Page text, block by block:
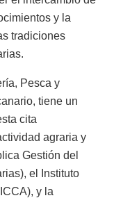
y la
tradiciones
Pesca y
tiene un
cita
agraria y
Gestión del
el Instituto
y la